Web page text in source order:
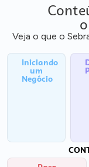
o
Veja o que o
Iniciando
um
Negócio